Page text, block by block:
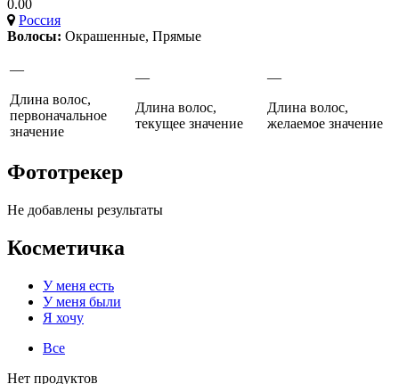
0.00
Россия
Волосы: Окрашенные, Прямые
—
Длина волос,
первоначальное
значение
—
Длина волос,
текущее значение
—
Длина волос,
желаемое значение
Фототрекер
Не добавлены результаты
Косметичка
У меня есть
У меня были
Я хочу
Все
Нет продуктов